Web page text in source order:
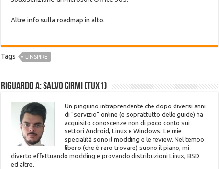
Altre info sulla roadmap in alto.
Tags LINSPIRE
Riguardo a: Salvo Cirmi (Tux1)
Un pinguino intraprendente che dopo diversi anni
di "servizio" online (e soprattutto delle guide) ha
acquisito conoscenze non di poco conto sui
settori Android, Linux e Windows. Le mie
specialità sono il modding e le review. Nel tempo
libero (che è raro trovare) suono il piano, mi
diverto effettuando modding e provando distribuzioni Linux, BSD
ed altre.